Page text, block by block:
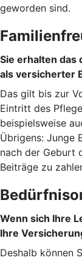
geworden sind.
Sie erhalten das
als versicherter
Das gilt bis zur
Eintritt des
beispielsweise
Übrigens: Junge
nach der Geburt
Beiträge zu
Wenn sich Ihre
Ihre
Deshalb können